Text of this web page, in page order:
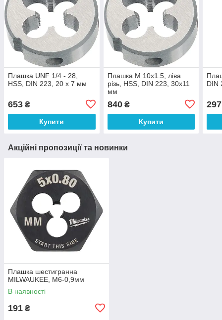
Плашка UNF 1/4 - 28,
HSS, DIN 223, 20 x 7 мм
653 ₴
Купити
Плашка М 10х1.5, ліва
різь, HSS, DIN 223, 30х11
мм
840₴
Купити
DIN
297
Акційні пропозиції та новинки
Плашка шестигранна
MILWAUKEE, М6-0,9мм
В наявності
191 ₴